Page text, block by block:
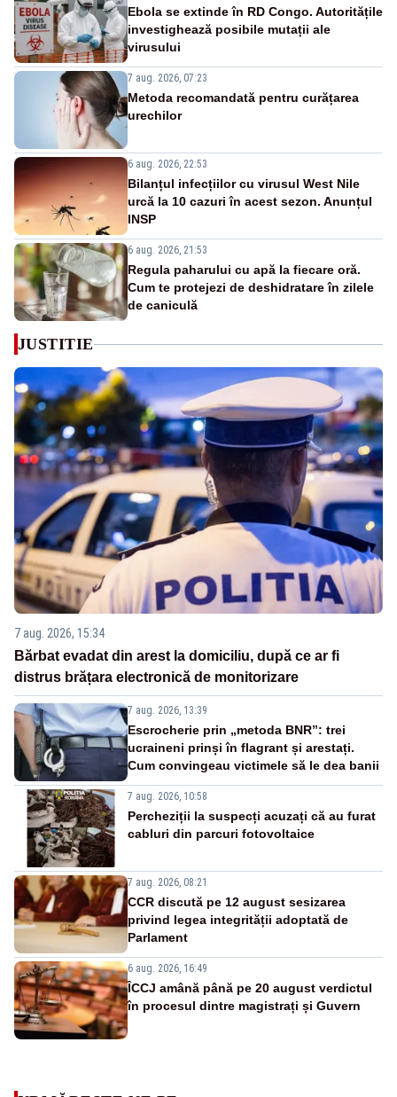
Ebola se extinde în RD Congo. Autoritățile
investighează posibile mutații ale
virusului
7 aug. 2026, 07:23
Metoda recomandată pentru curățarea
urechilor
6 aug. 2026, 22:53
Bilanțul infecțiilor cu virusul West Nile
urcă la 10 cazuri în acest sezon. Anunțul
INSP
6 aug. 2026, 21:53
Regula paharului cu apă la fiecare oră.
Cum te protejezi de deshidratare în zilele
de caniculă
JUSTITIE
7 aug. 2026, 15:34
Bărbat evadat din arest la domiciliu, după ce ar fi
distrus brățara electronică de monitorizare
7 aug. 2026, 13:39
Escrocherie prin „metoda BNR”: trei
ucraineni prinși în flagrant și arestați.
Cum convingeau victimele să le dea banii
7 aug. 2026, 10:58
Percheziții la suspecți acuzați că au furat
cabluri din parcuri fotovoltaice
7 aug. 2026, 08:21
CCR discută pe 12 august sesizarea
privind legea integrității adoptată de
Parlament
6 aug. 2026, 16:49
ÎCCJ amână până pe 20 august verdictul
în procesul dintre magistrați și Guvern